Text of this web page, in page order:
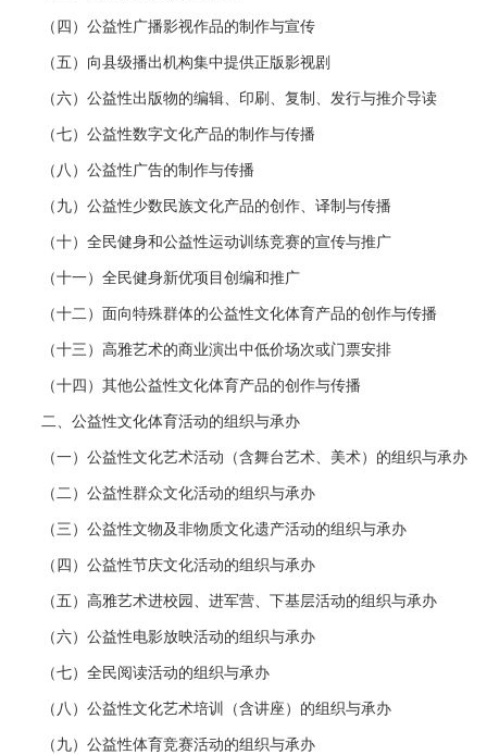
（四）公益性广播影视作品的制作与宣传
（五）向县级播出机构集中提供正版影视剧
（六）公益性出版物的编辑、印刷、复制、发行与推介导读
（七）公益性数字文化产品的制作与传播
（八）公益性广告的制作与传播
（九）公益性少数民族文化产品的创作、译制与传播
（十）全民健身和公益性运动训练竞赛的宣传与推广
（十一）全民健身新优项目创编和推广
（十二）面向特殊群体的公益性文化体育产品的创作与传播
（十三）高雅艺术的商业演出中低价场次或门票安排
（十四）其他公益性文化体育产品的创作与传播
二、公益性文化体育活动的组织与承办
（一）公益性文化艺术活动（含舞台艺术、美术）的组织与承办
（二）公益性群众文化活动的组织与承办
（三）公益性文物及非物质文化遗产活动的组织与承办
（四）公益性节庆文化活动的组织与承办
（五）高雅艺术进校园、进军营、下基层活动的组织与承办
（六）公益性电影放映活动的组织与承办
（七）全民阅读活动的组织与承办
（八）公益性文化艺术培训（含讲座）的组织与承办
（九）公益性体育竞赛活动的组织与承办